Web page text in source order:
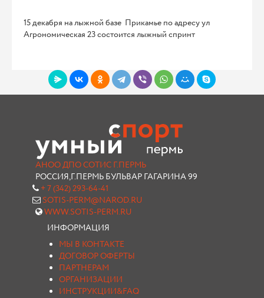
15 декабря на лыжной базе Прикамье по адресу ул
Агрономическая 23 состоится лыжный спринт
АНОО ДПО СОТИС Г.ПЕРМЬ
РОССИЯ,Г.ПЕРМЬ БУЛЬВАР ГАГАРИНА 99
+ 7 (342) 293-64-41
SOTIS-PERM@NAROD.RU
WWW.SOTIS-PERM.RU
ИНФОРМАЦИЯ
МЫ В КОНТАКТЕ
ДОГОВОР ОФЕРТЫ
ПАРТНЕРАМ
ОРГАНИЗАЦИИ
ИНСТРУКЦИИ&FAQ